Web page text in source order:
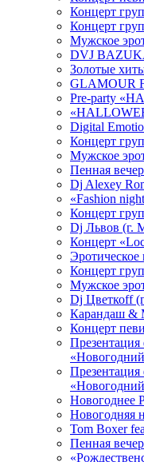
Концерт
Концерт
Мужское
DVJ
Золотые
GLAMOUR
Pre-party
Digital
Концерт
Мужское
Пенная
Dj Alexey
«Fashion
Концерт
Dj Львов (г.
Концерт
Концерт
Мужское
Dj Цветкоff
Карандаш &
Концерт
Новогоднее
Новогодняя
Tom Boxer
Пенная